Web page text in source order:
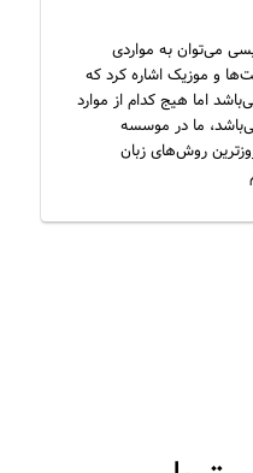
می‌توان به مواردی
و موزیک اشاره کرد که
اما هیج کدام از موارد
ما در موسسه
روش‌های زبان